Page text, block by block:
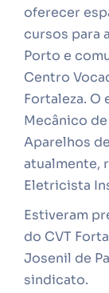
oferecer
cursos para
Porto e
Centro
Fortaleza. O
Mecânico
Aparelhos
atualmente,
Eletricista
Estiveram
do CVT
Josenil de
sindicato.